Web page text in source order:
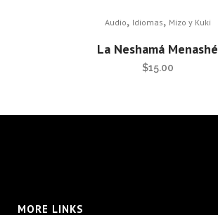
Audio, Idiomas, Mizo y Kuki
La Neshamá Menashé
$15.00
MORE LINKS